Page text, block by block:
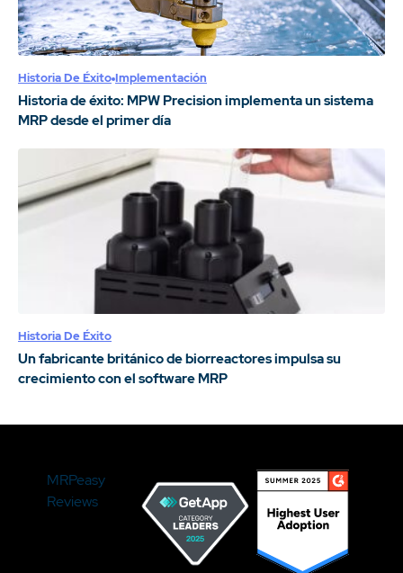
Historia De Éxito Implementación
Historia de éxito: MPW Precision implementa un sistema
MRP desde el primer día
Historia De Éxito
Un fabricante británico de biorreactores impulsa su
crecimiento con el software MRP
MRPeasy
Reviews